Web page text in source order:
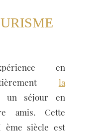
en
la
un séjour en
amis. Cette
ème siècle est